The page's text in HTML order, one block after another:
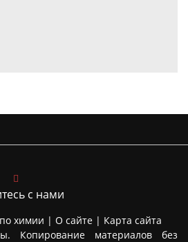
с нами
химии | О сайте | Карта сайта
Копирование материалов без